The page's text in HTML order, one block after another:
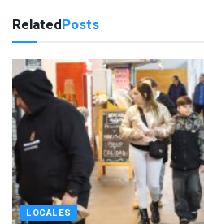
RelatedPosts
LOCALES